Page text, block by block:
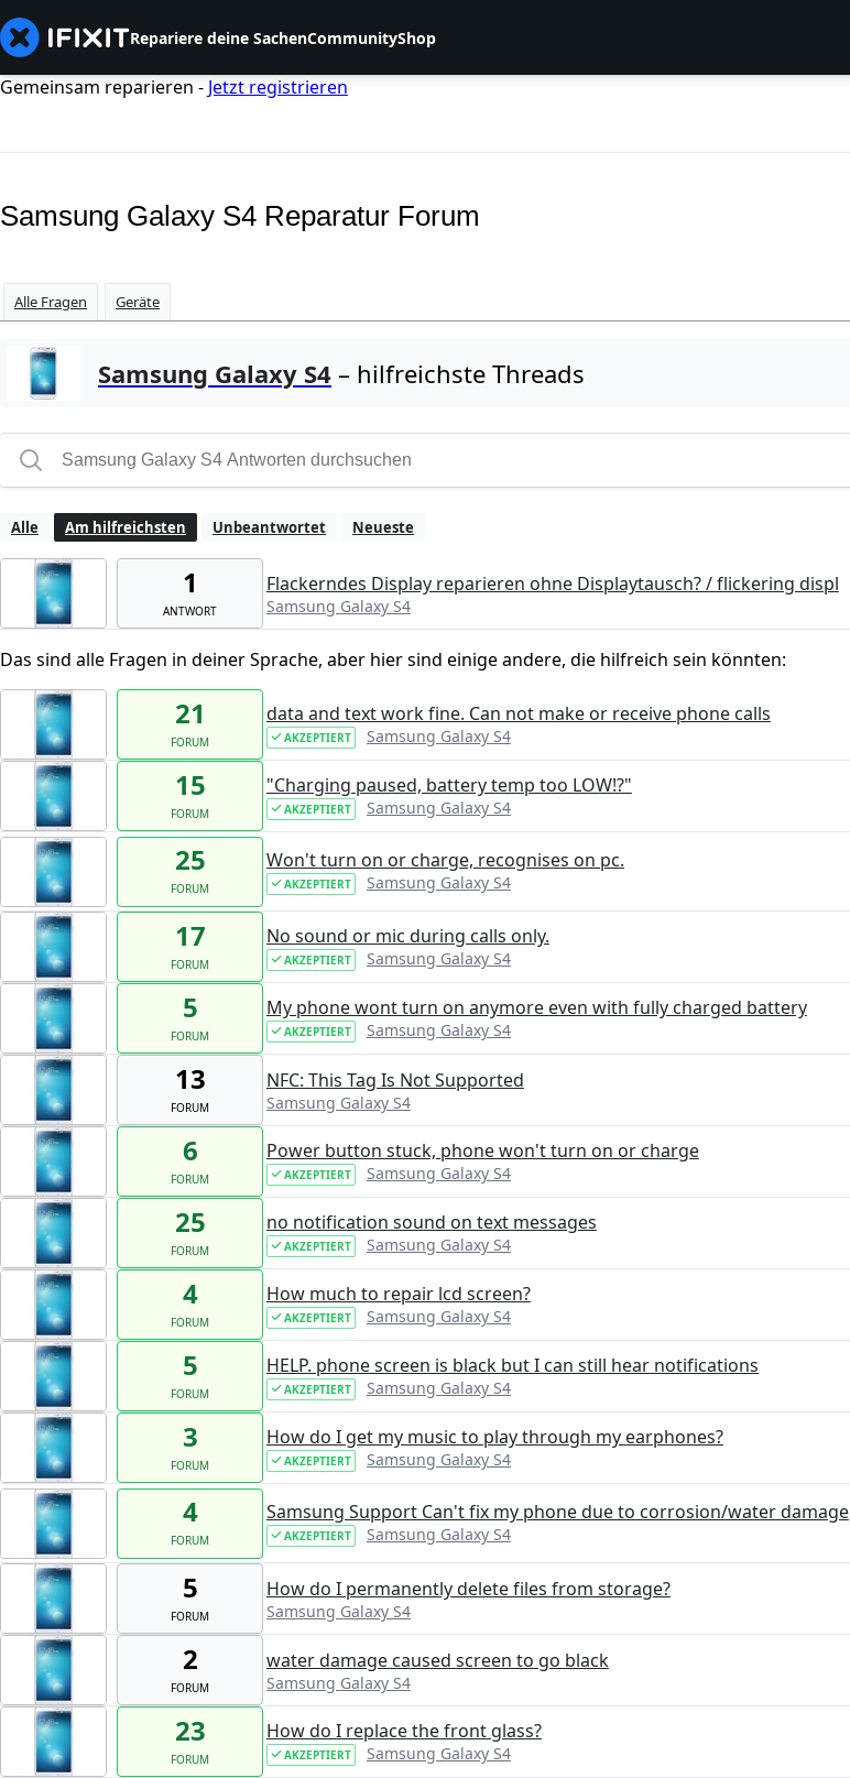
Repariere deine SachenCommunityShop
Gemeinsam reparieren - Jetzt registrieren
Samsung Galaxy S4 Reparatur Forum
Alle Fragen Geräte
Samsung Galaxy S4 – hilfreichste Threads
Alle Am hilfreichsten Unbeantwortet Neueste
1
ANTWORT
Flackerndes Display reparieren ohne Displaytausch? / flickering displ
Samsung Galaxy S4
Das sind alle Fragen in deiner Sprache, aber hier sind einige andere, die hilfreich sein könnten:
21
FORUM
data and text work fine. Can not make or receive phone calls
AKZEPTIERT Samsung Galaxy S4
15
FORUM
"Charging paused, battery temp too LOW!?"
AKZEPTIERT Samsung Galaxy S4
25
FORUM
Won't turn on or charge, recognises on pc.
AKZEPTIERT Samsung Galaxy S4
17
FORUM
No sound or mic during calls only.
AKZEPTIERT Samsung Galaxy S4
5
FORUM
My phone wont turn on anymore even with fully charged battery
AKZEPTIERT Samsung Galaxy S4
13
FORUM
NFC: This Tag Is Not Supported
Samsung Galaxy S4
6
FORUM
Power button stuck, phone won't turn on or charge
AKZEPTIERT Samsung Galaxy S4
25
FORUM
no notification sound on text messages
AKZEPTIERT Samsung Galaxy S4
4
FORUM
How much to repair lcd screen?
AKZEPTIERT Samsung Galaxy S4
5
FORUM
HELP. phone screen is black but I can still hear notifications
AKZEPTIERT Samsung Galaxy S4
3
FORUM
How do I get my music to play through my earphones?
AKZEPTIERT Samsung Galaxy S4
4
FORUM
Samsung Support Can't fix my phone due to corrosion/water damage
AKZEPTIERT Samsung Galaxy S4
5
FORUM
How do I permanently delete files from storage?
Samsung Galaxy S4
2
FORUM
water damage caused screen to go black
Samsung Galaxy S4
23
FORUM
How do I replace the front glass?
AKZEPTIERT Samsung Galaxy S4